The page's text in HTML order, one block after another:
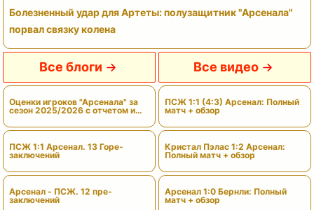
Болезненный удар для Артеты: полузащитник "Арсенала"
порвал связку колена
Все блоги
Оценки игроков "Арсенала" за
сезон 2025/2026 с отчетом и
ПСЖ 1:1 Арсенал. 13 Горе-
заключений
Арсенал - ПСЖ. 12 пре-
заключений
Все видео
ПСЖ 1:1 (4:3) Арсенал: Полный
матч + обзор
Кристал Пэлас 1:2 Арсенал:
Полный матч + обзор
Арсенал 1:0 Бернли: Полный
матч + обзор